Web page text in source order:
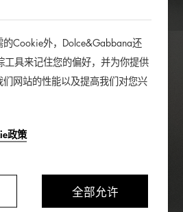
的Cookie外，Dolce&Gabbana还
工具来记住您的偏好，并为你提供
网站的性能以及提高我们对您兴
政策
全部允许